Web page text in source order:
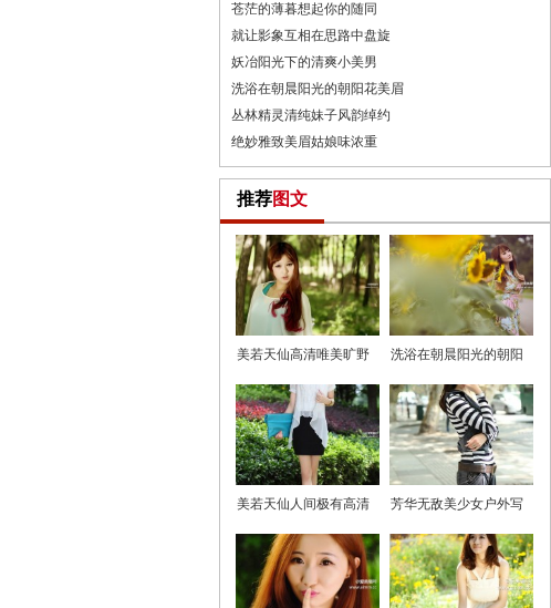
苍茫的薄暮想起你的随同
就让影象互相在思路中盘旋
妖冶阳光下的清爽小美男
洗浴在朝晨阳光的朝阳花美眉
丛林精灵清纯妹子风韵绰约
绝妙雅致美眉姑娘味浓重
推荐图文
美若天仙高清唯美旷野
写真
洗浴在朝晨阳光的朝阳
花美眉
美若天仙人间极有高清
美女
芳华无敌美少女户外写
真